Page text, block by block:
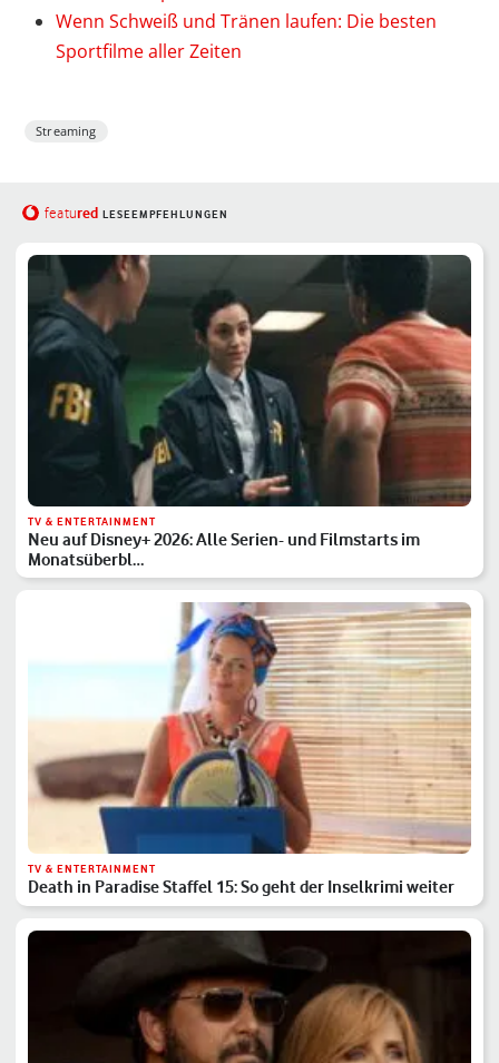
Wenn Schweiß und Tränen laufen: Die besten
Sportfilme aller Zeiten
Streaming
featured LESEEMPFEHLUNGEN
TV & ENTERTAINMENT
Neu auf Disney+ 2026: Alle Serien- und Filmstarts im
Monatsüberbl…
TV & ENTERTAINMENT
Death in Paradise Staffel 15: So geht der Inselkrimi weiter